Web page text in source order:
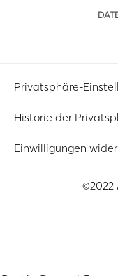
Privatsphäre-
Historie der
Einwilligungen
©2022